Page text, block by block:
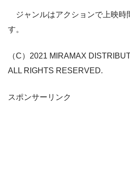
ジャンルはアクションで上映時
す。
（C）2021 MIRAMAX
ALL RIGHTS RESERVED.
スポンサーリンク